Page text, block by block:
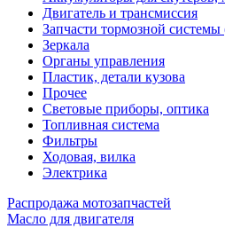
Двигатель и трансмиссия
Запчасти тормозной
Зеркала
Органы управления
Пластик, детали кузова
Прочее
Световые приборы, оптика
Топливная система
Фильтры
Ходовая, вилка
Электрика
Распродажа мотозапчастей
Масло для двигателя